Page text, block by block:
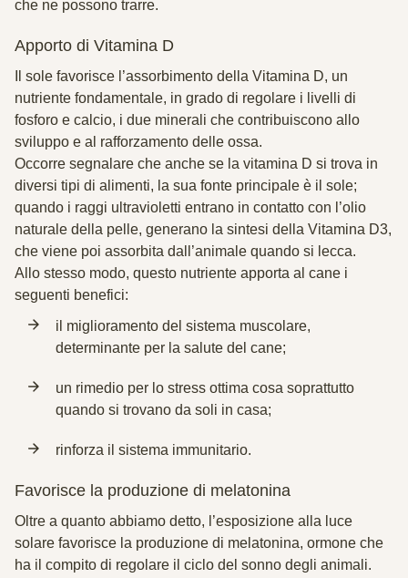
che ne possono trarre.
Apporto di Vitamina D
Il sole favorisce l’assorbimento della Vitamina D, un
nutriente fondamentale, in grado di regolare i livelli di
fosforo e calcio, i due minerali che contribuiscono allo
sviluppo e al rafforzamento delle ossa.
Occorre segnalare che anche se la vitamina D si trova in
diversi tipi di alimenti, la sua fonte principale è il sole;
quando i raggi ultravioletti entrano in contatto con l’olio
naturale della pelle, generano la sintesi della Vitamina D3,
che viene poi assorbita dall’animale quando si lecca.
Allo stesso modo, questo nutriente apporta al cane i
seguenti benefici:
il miglioramento del sistema muscolare,
determinante per la salute del cane;
un rimedio per lo stress ottima cosa soprattutto
quando si trovano da soli in casa;
rinforza il sistema immunitario.
Favorisce la produzione di melatonina
Oltre a quanto abbiamo detto, l’esposizione alla luce
solare favorisce la produzione di melatonina, ormone che
ha il compito di regolare il ciclo del sonno degli animali.